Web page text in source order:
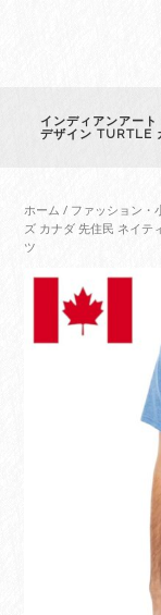
インディアンアー
デザイン TURTLE
ホーム / ファッション・
ズ カナダ 先住民 ネイテ
ツ